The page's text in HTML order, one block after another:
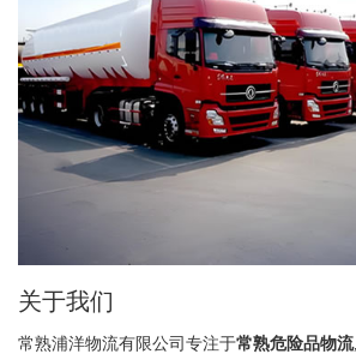
关于我们
常熟浦洋物流有限公司专注于常熟危险品物流,